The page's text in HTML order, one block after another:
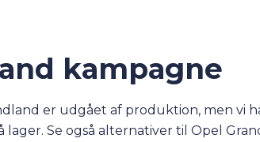
kampagne
er udgået af produktion, men vi
Se også alternativer til Opel